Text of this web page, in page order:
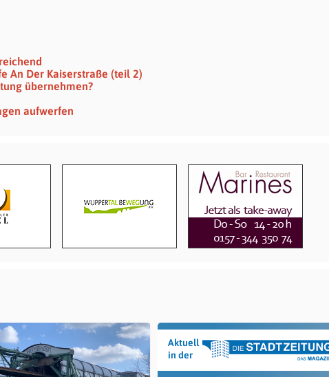
An Der Kaiserstraße (teil 2)
übernehmen?
aufwerfen
Aktuell
in der